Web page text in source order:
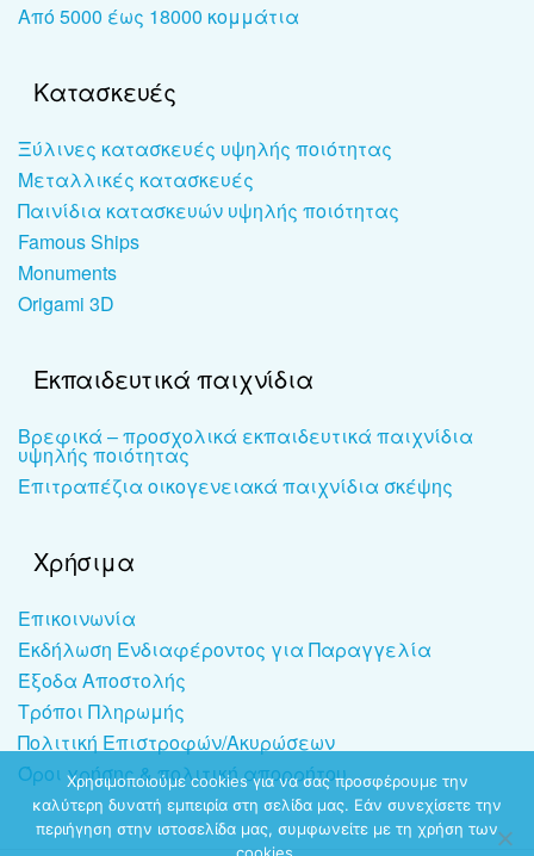
Από 5000 έως 18000 κομμάτια
Κατασκευές
Ξύλινες κατασκευές υψηλής ποιότητας
Μεταλλικές κατασκευές
Παινίδια κατασκευών υψηλής ποιότητας
Famous Ships
Monuments
Origami 3D
Εκπαιδευτικά παιχνίδια
Βρεφικά – προσχολικά εκπαιδευτικά παιχνίδια
υψηλής ποιότητας
Επιτραπέζια οικογενειακά παιχνίδια σκέψης
Χρήσιμα
Επικοινωνία
Εκδήλωση Ενδιαφέροντος για Παραγγελία
Έξοδα Αποστολής
Τρόποι Πληρωμής
Πολιτική Επιστροφών/Ακυρώσεων
Όροι χρήσης & πολιτική απορρήτου
Χρησιμοποιούμε cookies για να σας προσφέρουμε την
καλύτερη δυνατή εμπειρία στη σελίδα μας. Εάν συνεχίσετε την
περιήγηση στην ιστοσελίδα μας, συμφωνείτε με τη χρήση των